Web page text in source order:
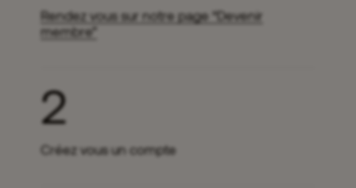
Rendez vous sur notre page “Devenir
membre”
2
Créez vous un compte